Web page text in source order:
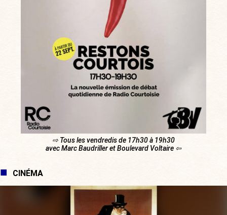
⇨ Tous les vendredis de 17h30 à 19h30
avec Marc Baudriller et Boulevard Voltaire ⇦
CINÉMA